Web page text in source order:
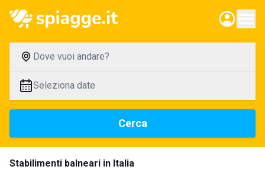
Dove vuoi andare?
Seleziona date
Cerca
Stabilimenti balneari in Italia